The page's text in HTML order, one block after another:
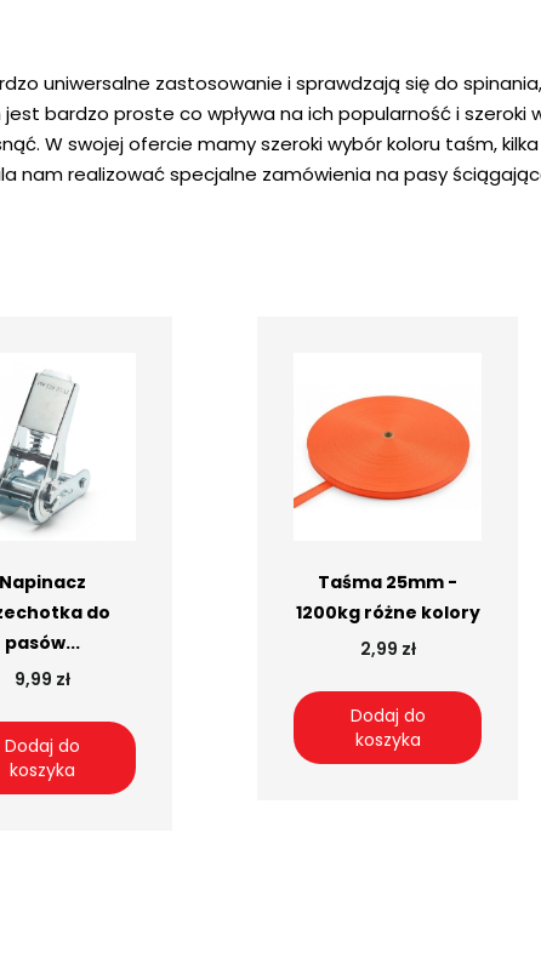
uniwersalne zastosowanie i sprawdzają się do
bardzo proste co wpływa na ich popularność i
W swojej ofercie mamy szeroki wybór koloru taśm,
nam realizować specjalne zamówienia na pasy
Napinacz
do
pasów...
9,99 zł
Dodaj do
koszyka
Taśma 25mm -
1200kg różne kolory
2,99 zł
Dodaj do
koszyka